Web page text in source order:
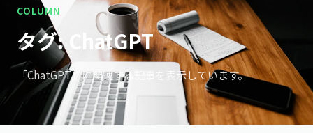
COLUMN
タグ: ChatGPT
「ChatGPT」に関連する記事を表示しています。